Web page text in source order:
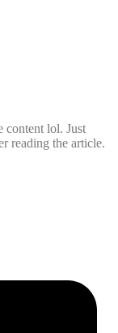
content lol. Just
reading the article.